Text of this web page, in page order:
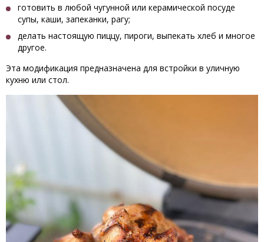
готовить в любой чугунной или керамической посуде
супы, каши, запеканки, рагу;
делать настоящую пиццу, пироги, выпекать хлеб и многое
другое.
Эта модификация предназначена для встройки в уличную
кухню или стол.